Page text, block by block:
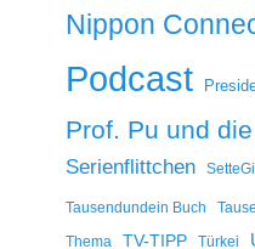
Nippon
Podcast
Prof. Pu und
Serienflittchen
Tausendundein Buch
Thema TV-TIPP Türkei